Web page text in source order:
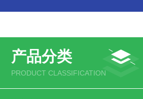
产品分类
PRODUCT CLASSIFICATION